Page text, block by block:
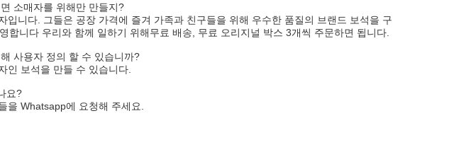
소매자를 위해만 만들지?
입니다. 그들은 공장 가격에 즐겨 가족과 친구들을 위해 우수한 품질의 브랜드 보석을 구
합니다 우리와 함께 일하기 위해무료 배송, 무료 오리지널 박스 3개씩 주문하면 됩니다.
사용자 정의 할 수 있습니까?
인 보석을 만들 수 있습니다.
요?
을 Whatsapp에 요청해 주세요.